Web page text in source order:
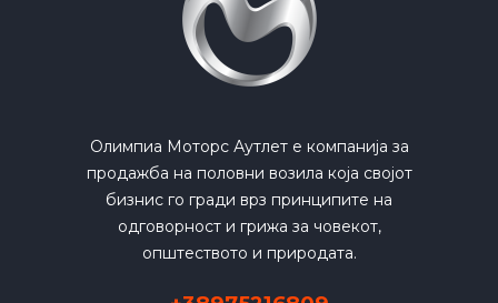
Олимпиа Моторс Аутлет е компанија за
продажба на половни возила која својот
бизнис го гради врз принципите на
одговорност и грижа за човекот,
општеството и природата.